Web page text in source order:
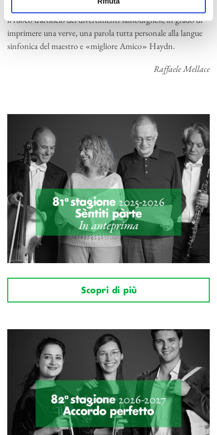
finale traluce ancora perfettamente
il fuoco d’artificio dei divertimenti salisburghesi, in grado di
imprimere una verve, una parola tutta personale alla langue
sinfonica del maestro e «migliore Amico» Haydn.
Raffaele Mellace
Scopri di più